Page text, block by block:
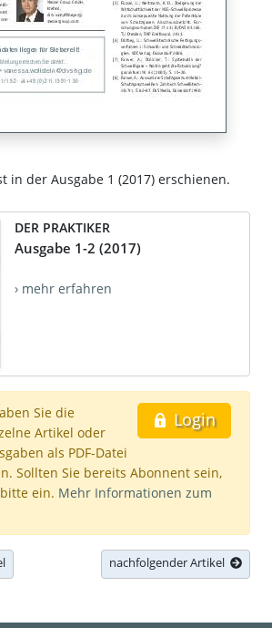
in der Ausgabe 1 (2017) erschienen.
DER PRAKTIKER
Ausgabe 1-2 (2017)
› mehr erfahren
Login
Sie die
Artikel oder
als PDF-Datei
Sollten Sie bereits Abonnent sein,
ein. Mehr Informationen zum
nachfolgender Artikel